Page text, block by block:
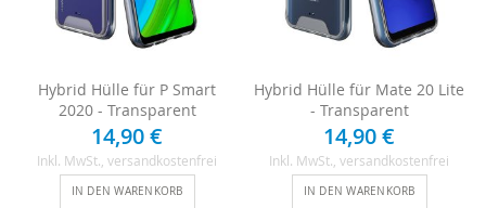
Hybrid Hülle für P Smart
2020 - Transparent
14,90 €
Inkl. MwSt. , versandkostenfrei
IN DEN WARENKORB
Hybrid Hülle für Mate 20 Lite
- Transparent
14,90 €
Inkl. MwSt. , versandkostenfrei
IN DEN WARENKORB